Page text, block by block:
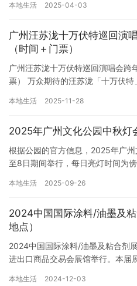
本地生活 2025-04-03
广州汪苏泷十万伏特巡回演
（时间＋门票）
广州汪苏泷十万伏特巡回演唱会跨
票） 万众期待的汪苏泷「十万伏
共…
本地生活 2025-11-28
2025年广州文化公园中秋灯
根据公园的官方信息，2025年广
至8日期间举行，每日亮灯时间为
本地生活 2025-09-26
2024中国国际涂料/油墨及
地点）
2024中国国际涂料/油墨及粘合剂
进出口商品交易会展馆举行。本届
本地生活 2024-12-03